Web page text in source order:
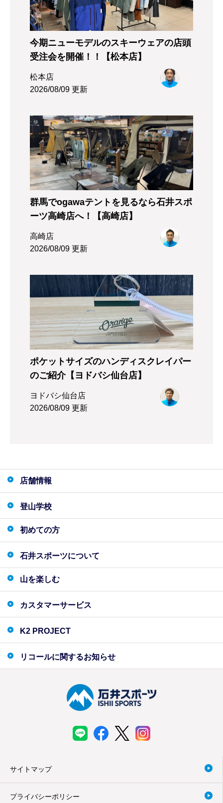
今期ニューモデルのスキーウェアの店頭
受注会を開催！！【松本店】
松本店
2026/08/09 更新
群馬でogawaテントを見るなら石井スポ
ーツ高崎店へ！【高崎店】
高崎店
2026/08/09 更新
ポケットサイズのハンディスクレイパー
のご紹介【ヨドバシ仙台店】
ヨドバシ仙台店
2026/08/09 更新
店舗情報
登山学校
初めての方
石井スポーツについて
山を楽しむ
カスタマーサービス
K2 PROJECT
リコールに関するお知らせ
サイトマップ
プライバシーポリシー